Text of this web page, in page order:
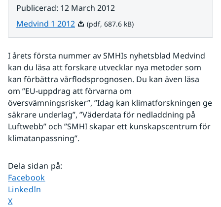
Publicerad: 12 March 2012
Medvind 1 2012 Pdf, 687.6 kB.
(pdf, 687.6 kB)
I årets första nummer av SMHIs nyhetsblad Medvind
kan du läsa att forskare utvecklar nya metoder som
kan förbättra vårflodsprognosen. Du kan även läsa
om ”EU-uppdrag att förvarna om
översvämningsrisker”, ”Idag kan klimatforskningen ge
säkrare underlag”, ”Väderdata för nedladdning på
Luftwebb” och ”SMHI skapar ett kunskapscentrum för
klimatanpassning”.
Dela sidan på:
Dela sidan på
Facebook
Dela sidan på
LinkedIn
Dela sidan på
X